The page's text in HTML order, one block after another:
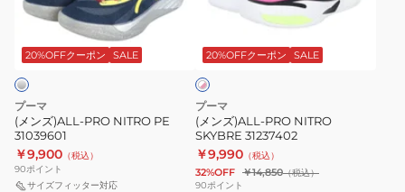
PE
31039601
20%OFFクーポン SALE
プーマ
(メンズ)ALL-PRO NITRO PE
31039601
￥9,900 （税込）
90ポイント
サイズフィッター対応
SKYBRE
20%OFFクーポン SALE
ホ
ワ
イ
ン
ク
プーマ
(メンズ)ALL-PRO NITRO
SKYBRE 31237402
￥9,990 （税込）
32%OFF ￥14,850（税込）
90ポイント